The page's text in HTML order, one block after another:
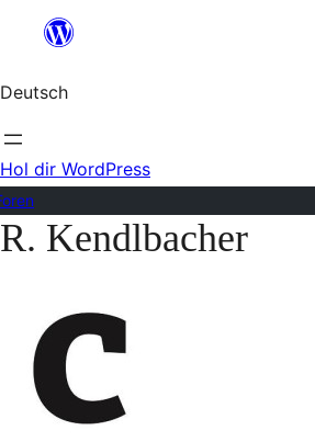
springen
Deutsch
Hol dir WordPress
Zum
R. Kendlbacher